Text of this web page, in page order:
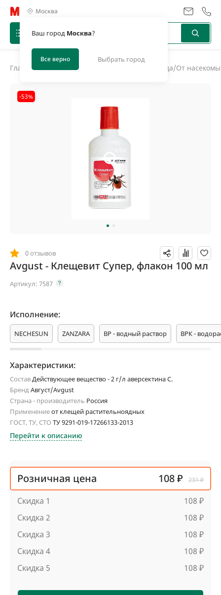
Москва
Ваш город Москва?
Все верно Выбрать город
Главная Средства защиты дома и сада/От
-53%
0 отзывов
Avgust - Клещевит Супер, флакон 100 мл
Артикул: 7587
Исполнение:
NЕCHЕSUN ZANZARA ВР - водный раствор ВРК -
Характеристики:
СоставДействующее вещество - 2 г/л аверсектина С.
БрендАвгуст/Avgust
Страна - производитель Россия
Применениеот клещей растительноядных
ГОСТ, ТУ, СТОТУ 9291-019-17266133-2013
Перейти к описанию
Розничная цена 108 ₽ 231 ₽
Скидка 1
108 ₽
Скидка 2
108 ₽
Скидка 3
108 ₽
Скидка 4
108 ₽
Скидка 5
108 ₽